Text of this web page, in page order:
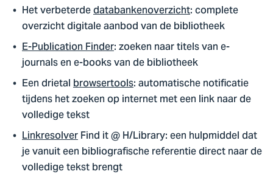
Het verbeterdedatabankenoverzicht: complete
overzicht digitale aanbod van de bibliotheek
E-Publication Finder: zoeken naar titels van e-
journals en e-books van de bibliotheek
Een drietalbrowsertools: automatische notificatie
tijdens het zoeken op internet met een link naar de
volledige tekst
LinkresolverFind it @ H/Library: een hulpmiddel dat
je vanuit een bibliografische referentie direct naar de
volledige tekst brengt